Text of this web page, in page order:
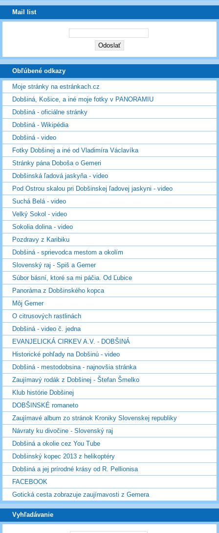
Mail list
Obľúbené odkazy
Moje stránky na estránkach.cz
Dobšiná, Košice, a iné moje fotky v PANORAMIU
Dobšiná - oficiálne stránky
Dobšiná - Wikipédia
Dobšiná - video
Fotky Dobšinej a iné od Vladimíra Václavíka
Stránky pána Doboša o Gemeri
Dobšinská ľadová jaskyňa - video
Pod Ostrou skalou pri Dobšinskej ľadovej jaskyni - video
Suchá Belá - video
Velký Sokol - video
Sokolia dolina - video
Pozdravy z Karibiku
Dobšiná - sprievodca mestom a okolím
Slovenský raj - Spiš a Gemer
Súbor básní, ktoré sa mi páčia. Od Ľubice
Panoráma z Dobšinského kopca
Môj Gemer
O citrusových rastlinách
Dobšiná - video č. jedna
EVANJELICKÁ CIRKEV A.V. - DOBŠINÁ
Historické pohľady na Dobšinú - video
Dobšiná - mestodobsina - najnovšia stránka
Zaujímavý rodák z Dobšinej - Štefan Šmelko
Klub histórie Dobšinej
DOBŠINSKÉ romaneto
Zaujímavé album zo stránok Kroniky Slovenskej republiky
Návraty ku divočine - Slovenský raj
Dobšiná a okolie cez You Tube
Dobšinský kopec 2013 z helikoptéry
Dobšiná a jej prírodné krásy od R. Pellionisa
FACEBOOK
Gotická cesta zobrazuje zaujímavosti z Gemera
Vyhľadávanie